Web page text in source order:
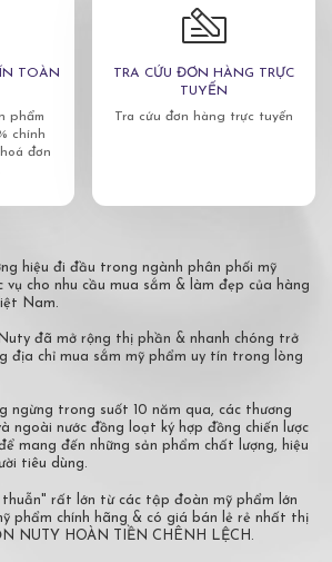
TOÀN
phẩm
chính
đơn
TRA CỨU ĐƠN HÀNG TRỰC
TUYẾN
Tra cứu đơn hàng trực tuyến
hiệu đi đầu trong ngành phân phối mỹ
vụ cho nhu cầu mua sắm & làm đẹp của hàng
Nam.
đã mở rộng thị phần & nhanh chóng trở
địa chỉ mua sắm mỹ phẩm uy tín trong lòng
ngừng trong suốt 10 năm qua, các thương
ngoài nước đồng loạt ký hợp đồng chiến lược
mang đến những sản phẩm chất lượng, hiệu
tiêu dùng.
rất lớn từ các tập đoàn mỹ phẩm lớn
phẩm chính hãng & có giá bán lẻ rẻ nhất thị
NUTY HOÀN TIỀN CHÊNH LỆCH.